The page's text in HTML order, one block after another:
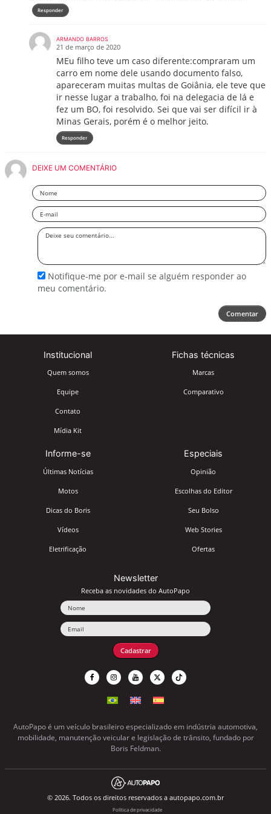
Responder
ARMANDO BARROS
21 de março de 2020
MEu filho teve um caso diferente:compraram um
carro em nome dele usando documento falso,
apareceram muitas multas de Goiânia, ele teve que
ir nesse lugar a trabalho, foi na delegacia de lá e
fez um BO, foi resolvido. Sei que vai ser difícil ir à
Minas Gerais, porém é o melhor jeito.
Responder
DEIXE UM COMENTÁRIO
Nome
Email
Deixe
Notifique-me por e-mail se alguém responder ao
meu comentário.
Comentar
Institucional
Quem somos
Equipe
Contato
Mídia Kit
Fichas técnicas
Marcas
Comparativo
Informe-se
Últimas Notícias
Motos
Dicas do Boris
Vídeos
Eletrificação
Especiais
Opinião
Escolhas do Editor
Seu Bolso
Web Stories
Ofertas
Newsletter
Receba as novidades do AutoPapo
Cadastrar
AutoPapo é um veículo brasileiro especializado em indústria automotiva,
mobilidade, manutenção veicular e legislação de trânsito, fundado por
Boris Feldman.
© 2026. Todos os direitos reservados a autopapo.com.br
Política de privacidade